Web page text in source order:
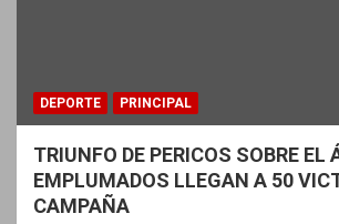
DEPORTE PRINCIPAL
TRIUNFO DE PERICOS SOBRE EL
EMPLUMADOS LLEGAN A 50
CAMPAÑA